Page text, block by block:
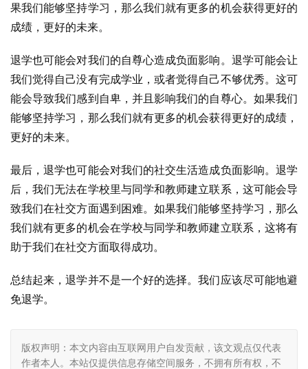
果我们能够坚持学习，那么我们就有更多的机会获得更好的
成绩，更好的未来。
退学也可能会对我们的自尊心造成负面影响。退学可能会让
我们觉得自己没有完成学业，或者觉得自己不够优秀。这可
能会导致我们感到自卑，并且影响我们的自尊心。如果我们
能够坚持学习，那么我们就有更多的机会获得更好的成绩，
更好的未来。
最后，退学也可能会对我们的社交生活造成负面影响。退学
后，我们无法在学校里与同学和教师建立联系，这可能会导
致我们在社交方面遇到困难。如果我们能够坚持学习，那么
我们就有更多的机会在学校与同学和教师建立联系，这将有
助于我们在社交方面取得成功。
总结起来，退学并不是一个好的选择。我们应该尽可能地避
免退学。
版权声明：本文内容由互联网用户自发贡献，该文观点仅代表
作者本人。本站仅提供信息存储空间服务，不拥有所有权，不